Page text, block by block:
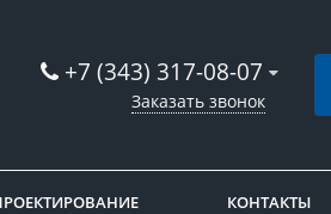
+7 (343) 317-08-07
Заказать звонок
КОНТАКТЫ